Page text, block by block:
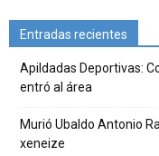
Entradas recientes
Apildadas Deportivas:
entró al área
Murió Ubaldo Antonio
xeneize